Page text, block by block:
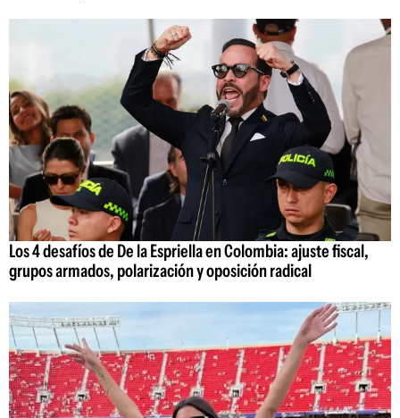
Los 4 desafíos de De la Espriella en Colombia: ajuste fiscal,
grupos armados, polarización y oposición radical